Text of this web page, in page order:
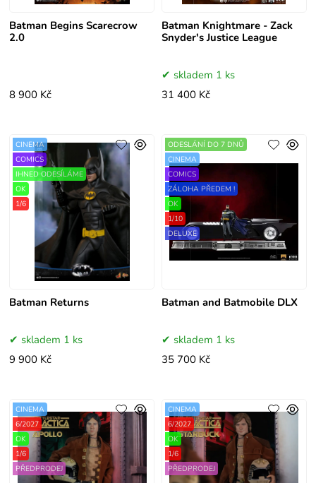
Batman Begins Scarecrow
2.0
8 900 Kč
Batman Knightmare - Zack
Snyder's Justice League
skladem 1 ks
31 400 Kč
Batman Returns
CINEMA
COMICS
IHNED ODESÍLÁME
OK
1/6
skladem 1 ks
9 900 Kč
Batman and Batmobile DLX
ODESLÁNÍ DO 7 DNŮ
CINEMA
COMICS
ZÁLOHA PŘEDEM !
OK
1/10
DELUXE
skladem 1 ks
35 700 Kč
CINEMA
6/2027
OK
1/6
PŘEDPRODEJ
CINEMA
6/2027
OK
1/6
PŘEDPRODEJ